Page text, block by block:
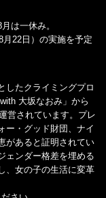
は一休み。
22日）の実施を予定
したクライミングプロ
大坂なおみ」から
営されています。プレ
ー・グッド財団、ナイ
があると証明されてい
ェンダー格差を埋める
、女の子の生活に変革